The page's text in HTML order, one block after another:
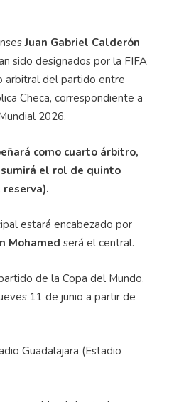
Juan Gabriel Calderón
sido designados por la FIFA
arbitral del partido entre
Checa, correspondiente a
2026.
como cuarto árbitro,
el rol de quinto
estará encabezado por
Mohamed será el central.
de la Copa del Mundo.
11 de junio a partir de
Guadalajara (Estadio